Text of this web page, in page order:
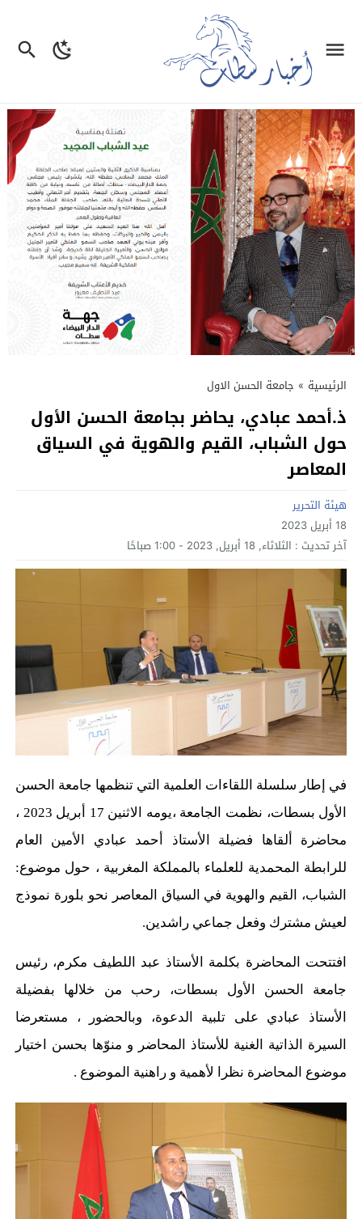
الرئيسية » جامعة الحسن الاول
ذ.أحمد عبادي، يحاضر بجامعة الحسن الأول
حول الشباب، القيم والهوية في السياق
المعاصر
هيئة التحرير
18 أبريل 2023
آخر تحديث : الثلاثاء, 18 أبريل, 2023 - 1:00 صباحًا
في إطار سلسلة اللقاءات العلمية التي تنظمها جامعة الحسن
الأول بسطات، نظمت الجامعة ،يومه الاثنين 17 أبريل 2023 ،
محاضرة ألقاها فضيلة الأستاذ أحمد عبادي الأمين العام
للرابطة المحمدية للعلماء بالمملكة المغربية ، حول موضوع:
الشباب، القيم والهوية في السياق المعاصر نحو بلورة نموذج
لعيش مشترك وفعل جماعي راشدين.
افتتحت المحاضرة بكلمة الأستاذ عبد اللطيف مكرم، رئيس
جامعة الحسن الأول بسطات، رحب من خلالها بفضيلة
الأستاذ عبادي على تلبية الدعوة، وبالحضور ، مستعرضا
السيرة الذاتية الغنية للأستاذ المحاضر و منوّها بحسن اختيار
موضوع المحاضرة نظرا لأهمية و راهنية الموضوع .